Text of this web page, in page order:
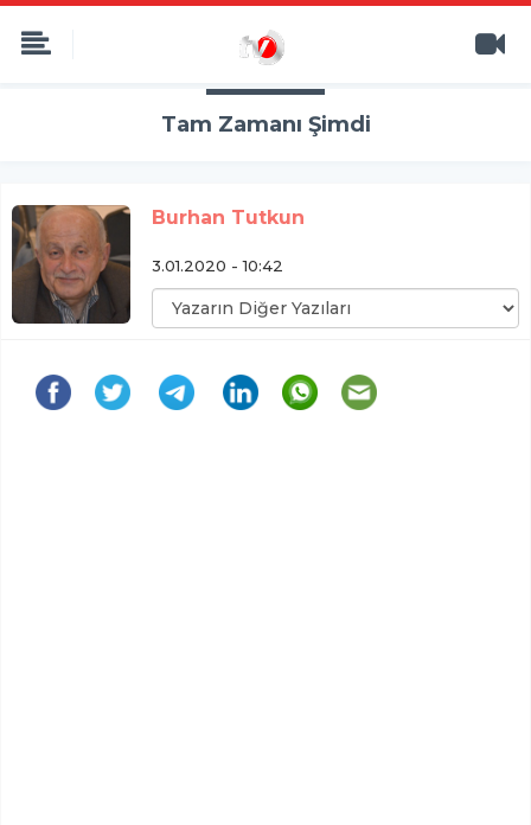
Tam Zamanı Şimdi
Burhan Tutkun
3.01.2020 - 10:42